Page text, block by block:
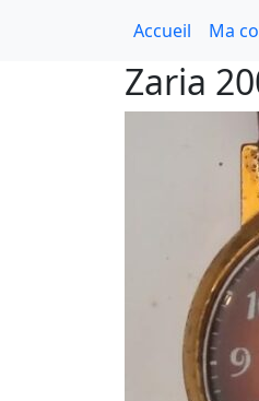
Accueil Ma
Zaria